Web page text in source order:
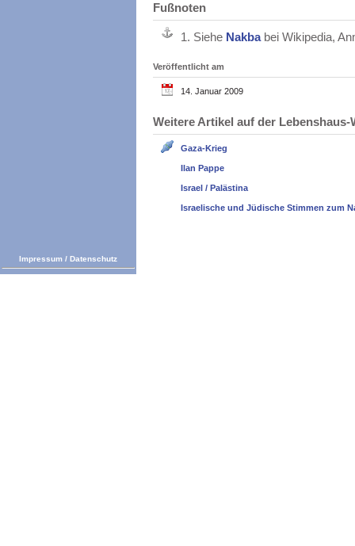
Fußnoten
1. Siehe Nakba bei Wikipedia,
Veröffentlicht am
14. Januar 2009
Weitere Artikel auf der
Gaza-Krieg
Ilan Pappe
Israel / Palästina
Israelische und Jüdische Stimmen zum
Impressum / Datenschutz